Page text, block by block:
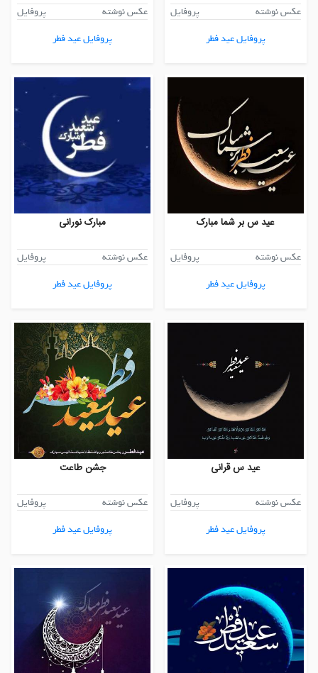
عکس نوشته
پروفایل
پروفایل عید فطر
عکس نوشته
پروفایل
پروفایل عید فطر
عید س بر شما مبارک
عکس نوشته
پروفایل
پروفایل عید فطر
مبارک نورانی
عکس نوشته
پروفایل
پروفایل عید فطر
عید س قرانی
عکس نوشته
پروفایل
پروفایل عید فطر
جشن طاعت
عکس نوشته
پروفایل
پروفایل عید فطر